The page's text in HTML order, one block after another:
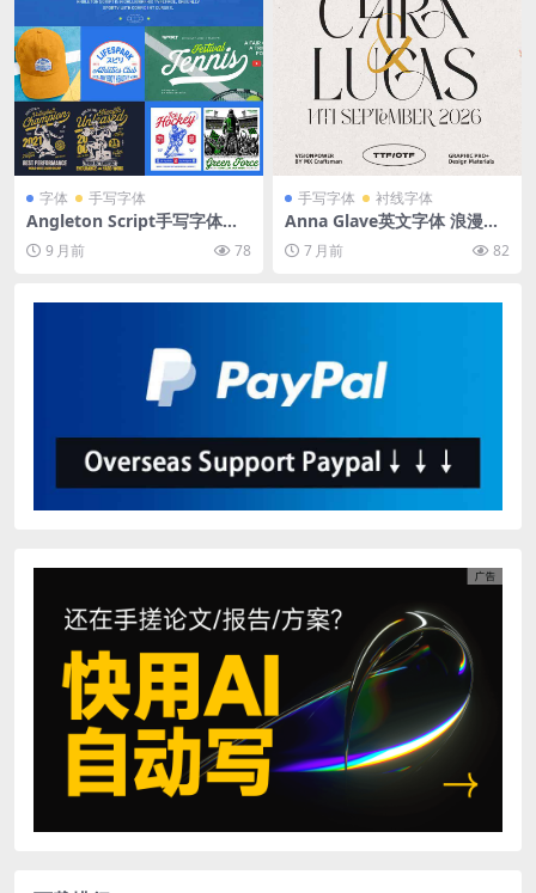
字体 手写字体
Angleton Script手写字体套
装 四种粗细风格英文书法字型
包 9 月前 78
手写字体 衬线字体
Anna Glave英文字体 浪漫衬
线手写体组合套装OTF/TTF 婚
礼奢侈品品牌标志杂志排版设
7 月前 82